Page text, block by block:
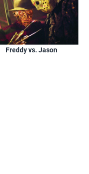
Freddy vs. Jason